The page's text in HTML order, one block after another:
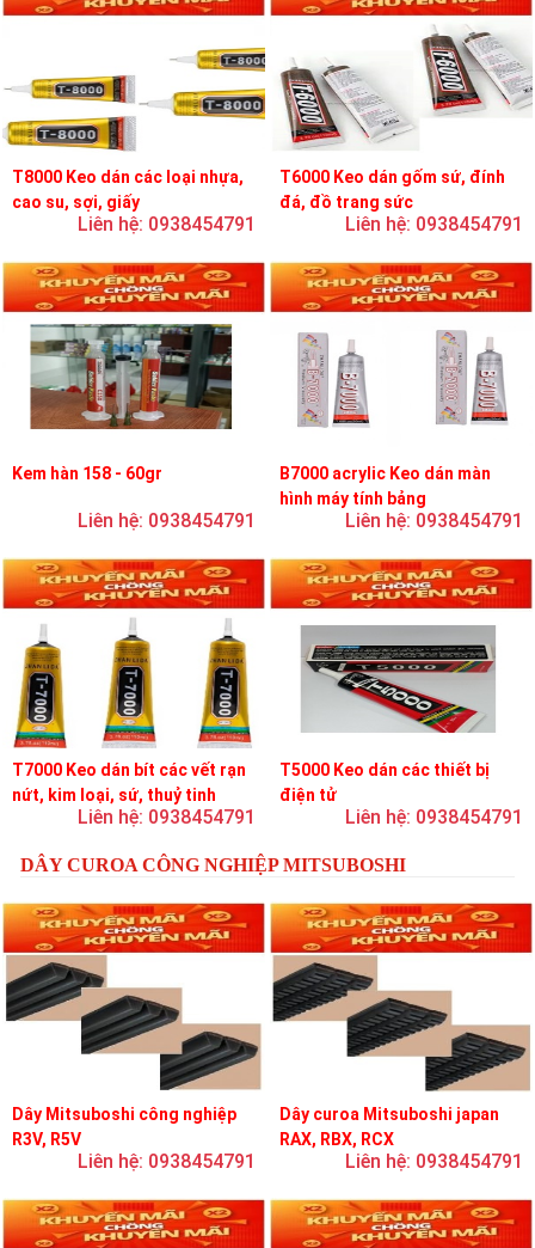
T8000 Keo dán các loại nhựa,
cao su, sợi, giấy
Liên hệ: 0938454791
T6000 Keo dán gốm sứ, đính
đá, đồ trang sức
Liên hệ: 0938454791
Kem hàn 158 - 60gr
Liên hệ: 0938454791
B7000 acrylic Keo dán màn
hình máy tính bảng
Liên hệ: 0938454791
T7000 Keo dán bít các vết rạn
nứt, kim loại, sứ, thuỷ tinh
Liên hệ: 0938454791
T5000 Keo dán các thiết bị
điện tử
Liên hệ: 0938454791
DÂY CUROA CÔNG NGHIỆP MITSUBOSHI
Dây Mitsuboshi công nghiệp
R3V, R5V
Liên hệ: 0938454791
Dây curoa Mitsuboshi japan
RAX, RBX, RCX
Liên hệ: 0938454791